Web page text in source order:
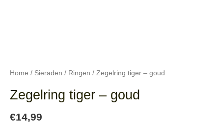
Home / Sieraden / Ringen / Zegelring tiger – goud
Zegelring tiger – goud
€14,99